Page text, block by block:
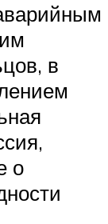
в
о